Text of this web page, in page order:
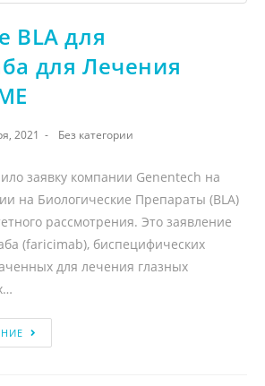
BLA для
для Лечения
2021 Без категории
заявку компании Genentech на
на Биологические Препараты (BLA)
рассмотрения. Это заявление
(faricimab), биспецифических
для лечения глазных